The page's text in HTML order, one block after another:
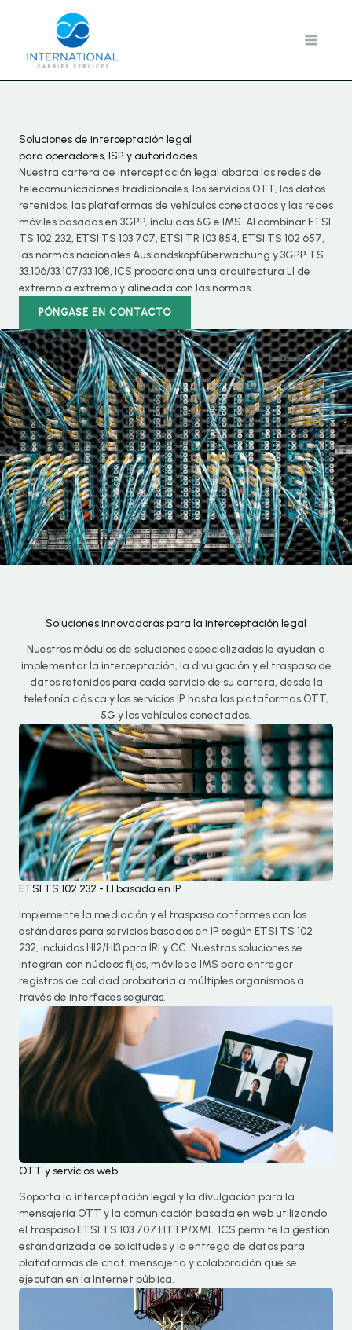
Soluciones de interceptación legal
para operadores, ISP y autoridades
Nuestra cartera de interceptación legal abarca las redes de
telecomunicaciones tradicionales, los servicios OTT, los datos
retenidos, las plataformas de vehículos conectados y las redes
móviles basadas en 3GPP, incluidas 5G e IMS. Al combinar ETSI
TS 102 232, ETSI TS 103 707, ETSI TR 103 854, ETSI TS 102 657,
las normas nacionales Auslandskopfüberwachung y 3GPP TS
33.106/33.107/33.108, ICS proporciona una arquitectura LI de
extremo a extremo y alineada con las normas.
PÓNGASE EN CONTACTO
Soluciones innovadoras para la interceptación legal
Nuestros módulos de soluciones especializadas le ayudan a
implementar la interceptación, la divulgación y el traspaso de
datos retenidos para cada servicio de su cartera, desde la
telefonía clásica y los servicios IP hasta las plataformas OTT,
5G y los vehículos conectados.
ETSI TS 102 232 - LI basada en IP
Implemente la mediación y el traspaso conformes con los
estándares para servicios basados en IP según ETSI TS 102
232, incluidos HI2/HI3 para IRI y CC. Nuestras soluciones se
integran con núcleos fijos, móviles e IMS para entregar
registros de calidad probatoria a múltiples organismos a
través de interfaces seguras.
OTT y servicios web
Soporta la interceptación legal y la divulgación para la
mensajería OTT y la comunicación basada en web utilizando
el traspaso ETSI TS 103 707 HTTP/XML. ICS permite la gestión
estandarizada de solicitudes y la entrega de datos para
plataformas de chat, mensajería y colaboración que se
ejecutan en la Internet pública.